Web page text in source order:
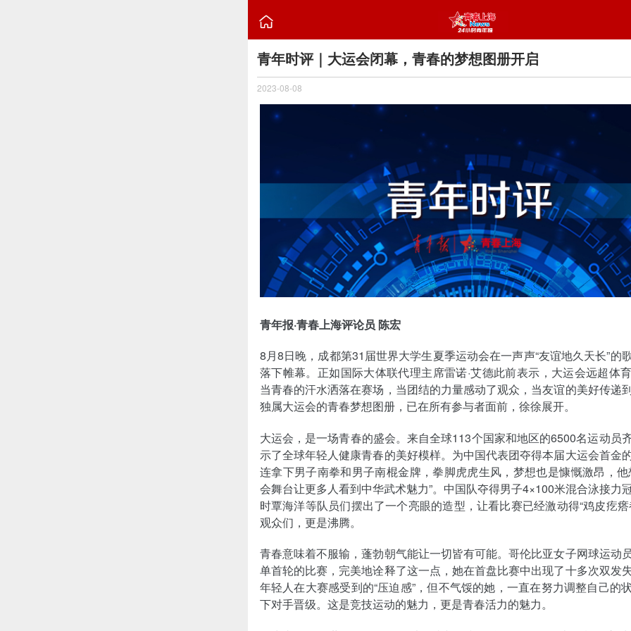

青年时评｜大运会闭幕，青春的梦想图册开启
2023-08-08
青年报·青春上海评论员 陈宏
8月8日晚，成都第31届世界大学生夏季运动会在一声声“友谊地久天长”的
落下帷幕。正如国际大体联代理主席雷诺·艾德此前表示，大运会远超体
当青春的汗水洒落在赛场，当团结的力量感动了观众，当友谊的美好传递
独属大运会的青春梦想图册，已在所有参与者面前，徐徐展开。
大运会，是一场青春的盛会。来自全球113个国家和地区的6500名运动员
示了全球年轻人健康青春的美好模样。为中国代表团夺得本届大运会首金
连拿下男子南拳和男子南棍金牌，拳脚虎虎生风，梦想也是慷慨激昂，他
会舞台让更多人看到中华武术魅力”。中国队夺得男子4×100米混合泳接力
时覃海洋等队员们摆出了一个亮眼的造型，让看比赛已经激动得“鸡皮疙
观众们，更是沸腾。
青春意味着不服输，蓬勃朝气能让一切皆有可能。哥伦比亚女子网球运动
单首轮的比赛，完美地诠释了这一点，她在首盘比赛中出现了十多次双发
年轻人在大赛感受到的“压迫感”，但不气馁的她，一直在努力调整自己的
下对手晋级。这是竞技运动的魅力，更是青春活力的魅力。